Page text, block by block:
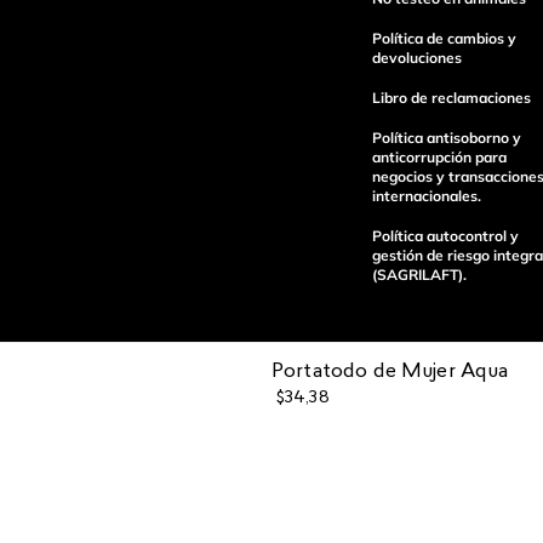
Portatodo de Mujer Aqua
$34,38
Política de cambios y
devoluciones
Libro de reclamaciones
Política antisoborno y
anticorrupción para
negocios y transacciones
internacionales.
Política autocontrol y
gestión de riesgo
(SAGRILAFT).
Pagos 100%